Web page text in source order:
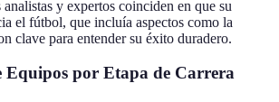
y expertos coinciden en que su
el fútbol, que incluía aspectos como la
clave para entender su éxito duradero.
Equipos por Etapa de Carrera